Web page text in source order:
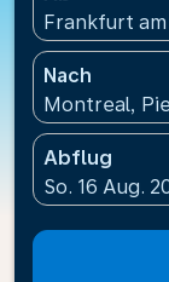
Frankfurt
Nach
Montreal,
Abflug
fc-booking-
So. 16 Aug.